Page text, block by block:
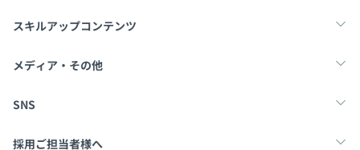
面談ででた話を踏まえ、CTOがタスクを振り分けるためキ
今後エンジニアの採用を強化していき、中期的には12〜
転職・キャリア
スキルアップコンテンツ
学習
メディア・その他
Tech Team Journal
SNS
X
採用ご担当者様へ